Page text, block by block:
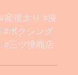
#産後太り #痩
#ボクシング
#三ツ境商店